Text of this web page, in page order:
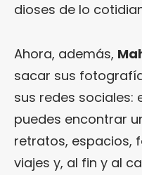
dioses de lo
Ahora, además,
sacar sus
sus redes sociales:
puedes encontrar
retratos, espacios,
viajes y, al fin y al